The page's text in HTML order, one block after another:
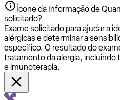
Ícone da Informação de
solicitado?
Exame solicitado para ajudar a
alérgicas e determinar a
específico. O resultado do
tratamento da alergia, incluindo
e imunoterapia.